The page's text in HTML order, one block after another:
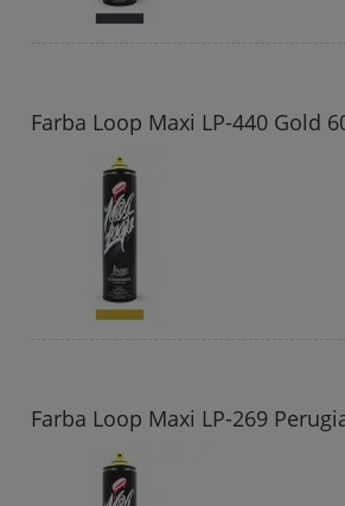
Farba Loop Maxi LP-440 Gold
Farba Loop Maxi LP-269